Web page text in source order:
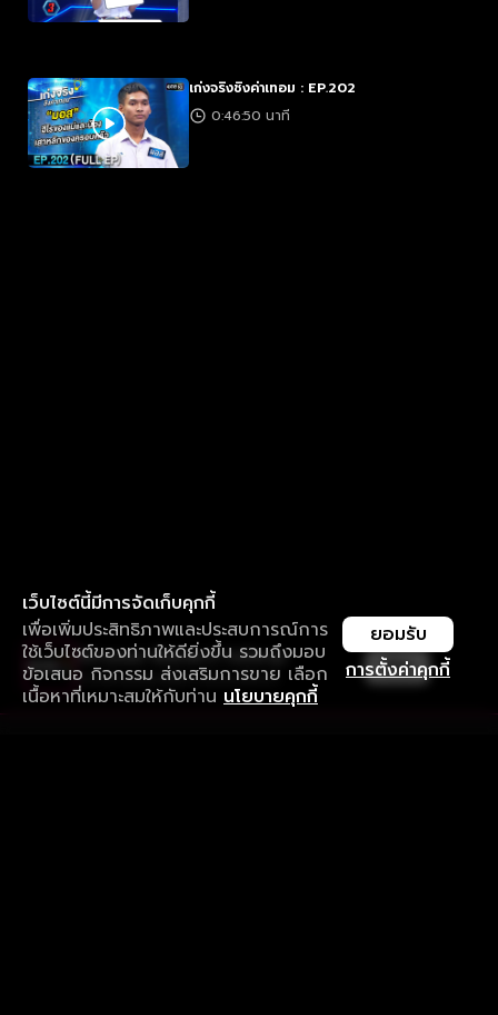
เก่งจริงชิงค่าเทอม : EP.202
0:46:50 นาที
เว็บไซต์นี้มีการจัดเก็บคุกกี้
เพื่อเพิ่มประสิทธิภาพและประสบการณ์การ
ใช้เว็บไซต์ของท่านให้ดียิ่งขึ้น รวมถึงมอบ
ข้อเสนอ กิจกรรม ส่งเสริมการขาย เลือก
เนื้อหาที่เหมาะสมให้กับท่าน นโยบายคุกกี้
การตั้งค่าคุกกี้
ยอมรับ
ใช้งานแอป ลื่นไหลกว่า ไม่มีสะดุด
ดาวน์โหลดแอปเพื่อการรับชมที่ดีกว่า เปิด